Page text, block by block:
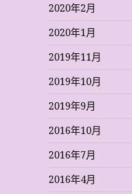
2020年2月
2020年1月
2019年11月
2019年10月
2019年9月
2016年10月
2016年7月
2016年4月